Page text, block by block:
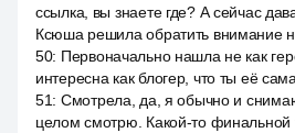
ссылка, вы знаете где? А сейчас
Ксюша решила обратить внимание
50: Первоначально нашла не как
интересна как блогер, что ты её сама.
51: Смотрела, да, я обычно и
целом смотрю. Какой-то финальной